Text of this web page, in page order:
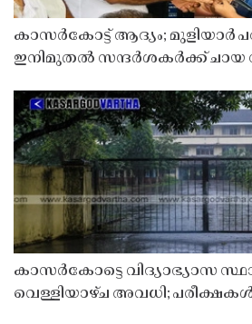
കാസർകോട്ട് ആദ്യം; മുളിയാർ
ഇനിമുതൽ സന്ദർശകർക്ക് ചായ
കാസർകോട്ടെ വിദ്യാഭ്യാസ
വെള്ളിയാഴ്ച അവധി;